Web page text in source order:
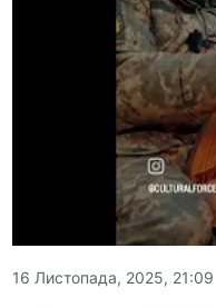
16 Листопада, 2025, 21:09